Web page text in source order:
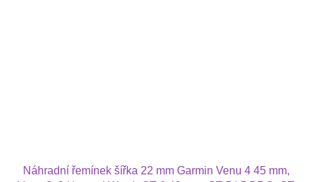
Náhradní řemínek šířka 22 mm Garmin Venu 4 45 mm,